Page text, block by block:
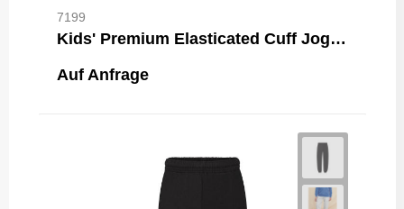
7199
Kids' Premium Elasticated Cuff Jog Pants
Auf Anfrage